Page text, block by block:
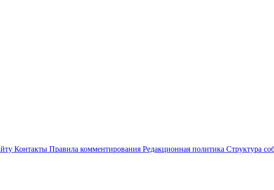
Контакты Правила комментирования Редакционная политика Структура